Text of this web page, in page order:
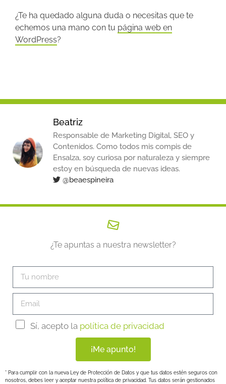
¿Te ha quedado alguna duda o necesitas que te
echemos una mano con tu página web en
WordPress?
Beatriz
Responsable de Marketing Digital, SEO y
Contenidos. Como todos mis compis de
Ensalza, soy curiosa por naturaleza y siempre
estoy en búsqueda de nuevas ideas.
@beaespineira
¿Te apuntas a nuestra newsletter?
Sí, acepto la política de privacidad
¡Me apunto!
* Para cumplir con la nueva Ley de Protección de Datos y que tus datos estén seguros con
nosotros, debes leer y aceptar nuestra política de privacidad. Tus datos serán gestionados